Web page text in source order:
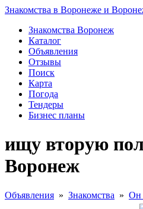
Знакомства в Воронеже и
Знакомства Воронеж
Каталог
Объявления
Отзывы
Поиск
Карта
Погода
Тендеры
Бизнес планы
ищу вторую
Воронеж
Объявления » Знакомства » Он